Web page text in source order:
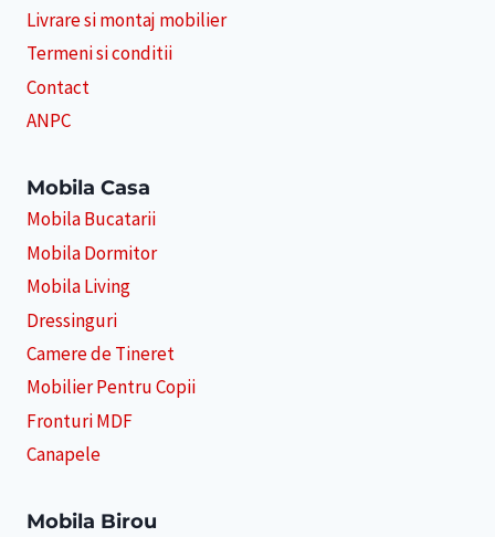
Livrare si montaj mobilier
Termeni si conditii
Contact
ANPC
Mobila Casa
Mobila Bucatarii
Mobila Dormitor
Mobila Living
Dressinguri
Camere de Tineret
Mobilier Pentru Copii
Fronturi MDF
Canapele
Mobila Birou